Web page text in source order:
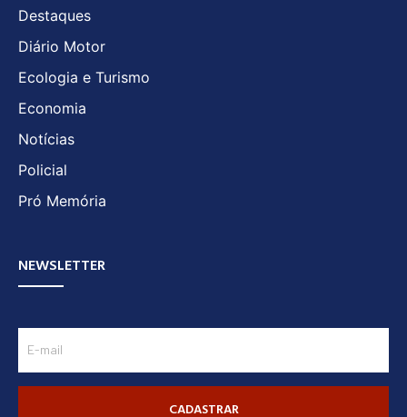
Destaques
Diário Motor
Ecologia e Turismo
Economia
Notícias
Policial
Pró Memória
NEWSLETTER
CADASTRAR